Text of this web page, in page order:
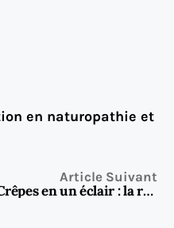
en naturopathie et
Article Suivant
Crêpes en un éclair : la recette express sans temps de repos (et sans compromis sur le goût)